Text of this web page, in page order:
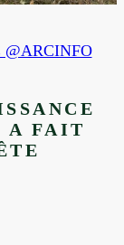
@ARCINFO
A FAIT